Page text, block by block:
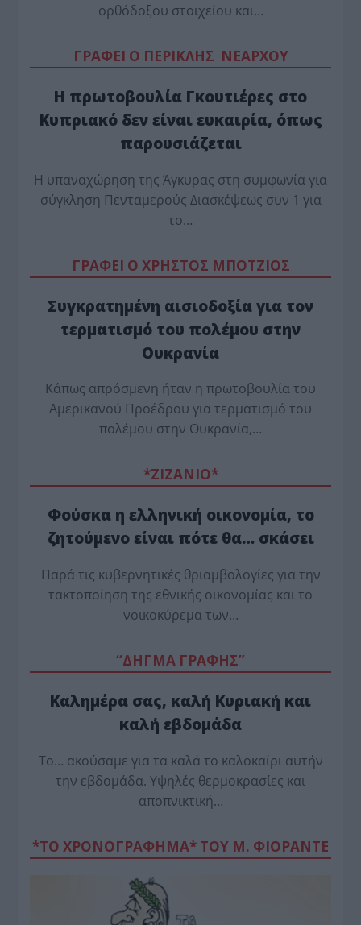
ορθόδοξου στοιχείου και…
ΓΡΑΦΕΙ Ο ΠΕΡΙΚΛΗΣ ΝΕΑΡΧΟΥ
Η πρωτοβουλία Γκουτιέρες στο
Κυπριακό δεν είναι ευκαιρία, όπως
παρουσιάζεται
Η υπαναχώρηση της Άγκυρας στη συμφωνία για
σύγκληση Πενταμερούς Διασκέψεως συν 1 για
το…
ΓΡΑΦΕΙ Ο ΧΡΗΣΤΟΣ ΜΠΟΤΖΙΟΣ
Συγκρατημένη αισιοδοξία για τον
τερματισμό του πολέμου στην
Ουκρανία
Κάπως απρόσμενη ήταν η πρωτοβουλία του
Αμερικανού Προέδρου για τερματισμό του
πολέμου στην Ουκρανία,…
*ZΙΖΑΝΙΟ*
Φούσκα η ελληνική οικονομία, το
ζητούμενο είναι πότε θα… σκάσει
Παρά τις κυβερνητικές θριαμβολογίες για την
τακτοποίηση της εθνικής οικονομίας και το
νοικοκύρεμα των…
“ΔΗΓΜΑ ΓΡΑΦΗΣ”
Καλημέρα σας, καλή Κυριακή και
καλή εβδομάδα
Το… ακούσαμε για τα καλά το καλοκαίρι αυτήν
την εβδομάδα. Υψηλές θερμοκρασίες και
αποπνικτική…
*ΤΟ ΧΡΟΝΟΓΡΑΦΗΜΑ* ΤΟΥ Μ. ΦΙΟΡΆΝΤΕ